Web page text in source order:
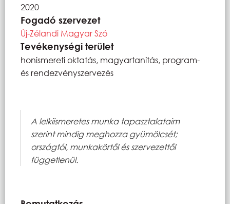
2020
Fogadó szervezet
Új-Zélandi Magyar Szó
Tevékenységi terület
honismereti oktatás, magyartanítás, program-
és rendezvényszervezés
A lelkiismeretes munka tapasztalataim
szerint mindig meghozza gyümölcsét;
országtól, munkakörtől és szervezettől
függetlenül.